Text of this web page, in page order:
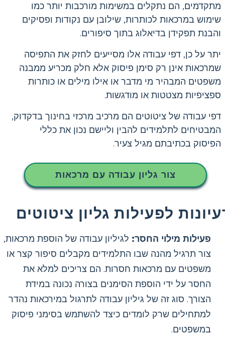
מתקדמים, הם נתקלים במשימות מורכבות יותר כמו
שימוש במרכאות לכותרות, שילובן עם נקודות ופסיקים
והבנת תפקידן בדיאלוג בתוך סיפורים.
יתר על כן, דפי עבודה אלו מסייעים לחזק את התפיסה
שמרכאות אינן רק סימן פיסוק אלא חלק מכריע ממבנה
משפטים המבהיר מי מדבר או אילו מילים או כותרות
ספציפיות מצטטות או מודגשות.
דפי עבודה של ציטוטים הם מרכיב מרכזי בחינוך בדקדוק,
המבטיחים לתלמידים להבין וליישם נכון את כללי
הפיסוק בכתיבתם מגיל צעיר.
צור גליון עבודה עם מרכאות
לפעילות גליון ציטוטים
פעילות מילוי החסר: לגיליון עבודה של הוספת מרכאות,
צור תרגיל מהנה שבו התלמידים מקבלים סיפור קצר או
משפטים עם מרכאות חסרות. הם צריכים למלא את
החסר על ידי הוספת הסימנים בצורה נכונה במידת
הצורך. סוג זה של גיליון עבודה לתרגול במירכאות נהדר
למתחילים שרק לומדים כיצד להשתמש בסימני פיסוק
במשפטים.